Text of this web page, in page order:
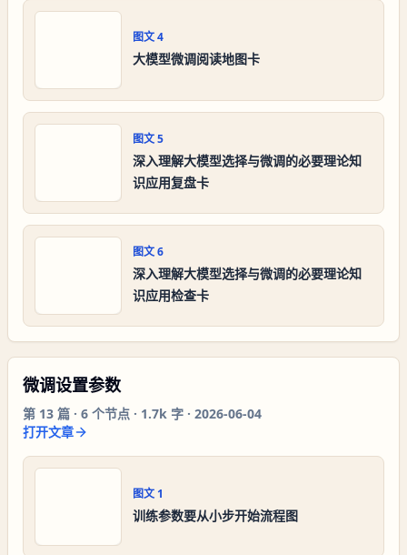
图文4
大模型微调阅读地图卡
图文5
深入理解大模型选择与微调的必要理论知
识应用复盘卡
图文6
深入理解大模型选择与微调的必要理论知
识应用检查卡
微调设置参数
第 13 篇 · 6 个节点 · 1.7k 字 · 2026-06-04
打开文章
图文 1
训练参数要从小步开始流程图